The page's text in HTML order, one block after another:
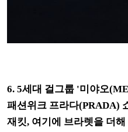
6. 5세대 걸그룹 '미야오
패션위크 프라다(PRADA)
재킷, 여기에 브라렛을 더